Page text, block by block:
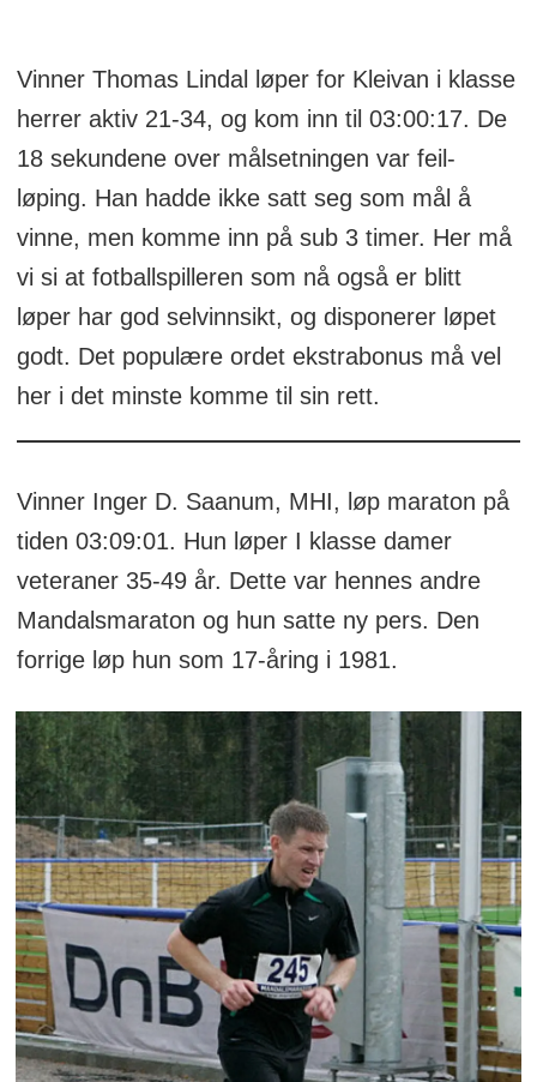
Vinner Thomas Lindal løper for Kleivan i klasse
herrer aktiv 21-34, og kom inn til 03:00:17. De
18 sekundene over målsetningen var feil-
løping. Han hadde ikke satt seg som mål å
vinne, men komme inn på sub 3 timer. Her må
vi si at fotballspilleren som nå også er blitt
løper har god selvinnsikt, og disponerer løpet
godt. Det populære ordet ekstrabonus må vel
her i det minste komme til sin rett.
Vinner Inger D. Saanum, MHI, løp maraton på
tiden 03:09:01. Hun løper I klasse damer
veteraner 35-49 år. Dette var hennes andre
Mandalsmaraton og hun satte ny pers. Den
forrige løp hun som 17-åring i 1981.